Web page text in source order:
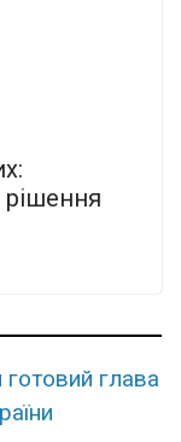
готовий глава